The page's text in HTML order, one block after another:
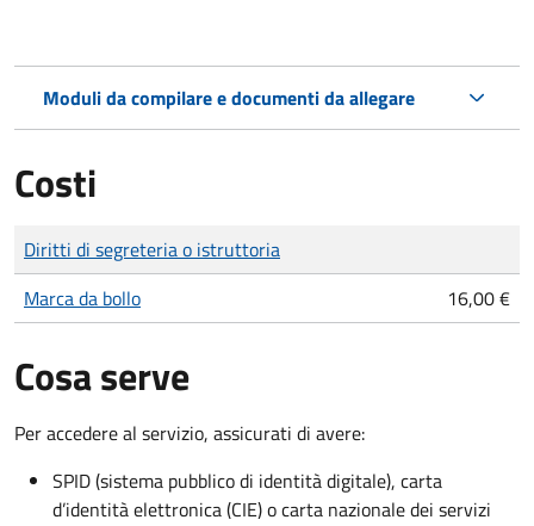
Moduli da compilare e documenti da allegare
Costi
Tipo di pagamento
Importo
Diritti di segreteria o istruttoria
Marca da bollo
16,00 €
Cosa serve
Per accedere al servizio, assicurati di avere:
SPID (sistema pubblico di identità digitale), carta
d’identità elettronica (CIE) o carta nazionale dei servizi